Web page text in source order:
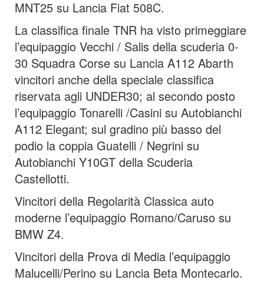
MNT25 su Lancia Fiat 508C.
La classifica finale TNR ha visto primeggiare
l’equipaggio Vecchi / Salis della scuderia 0-
30 Squadra Corse su Lancia A112 Abarth
vincitori anche della speciale classifica
riservata agli UNDER30; al secondo posto
l’equipaggio Tonarelli /Casini su Autobianchi
A112 Elegant; sul gradino più basso del
podio la coppia Guatelli / Negrini su
Autobianchi Y10GT della Scuderia
Castellotti.
Vincitori della Regolarità Classica auto
moderne l’equipaggio Romano/Caruso su
BMW Z4.
Vincitori della Prova di Media l’equipaggio
Malucelli/Perino su Lancia Beta Montecarlo.